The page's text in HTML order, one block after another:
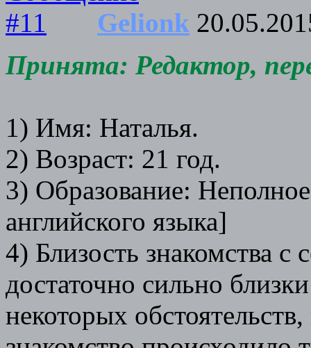
Gelionk
Принята: Редактор,
1) Имя: Наталья.
2) Возраст: 21 год.
3) Образование:
английского языка]
4) Близость знакомства
достаточно сильно
некоторых